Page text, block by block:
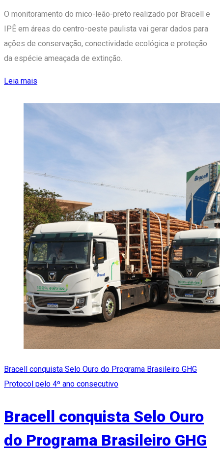
O monitoramento do mico-leão-preto realizado por Bracell e
IPÊ em áreas do centro-oeste paulista vai gerar dados para
ações de conservação, conectividade ecológica e proteção
da espécie ameaçada de extinção.
Leia mais
Bracell conquista Selo Ouro do Programa Brasileiro GHG
Protocol pelo 4º ano consecutivo
Bracell conquista Selo Ouro
do Programa Brasileiro GHG